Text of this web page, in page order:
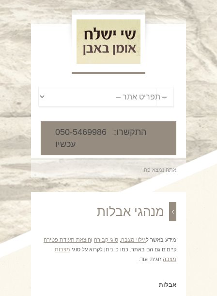
050-5469986 :התקשרו
עכשיו
אתה נמצא פה:
מנהגי אבלות
מידע באשר לגילוי מצבה סוגי קבורה והוצאת תעודת פטירה
קיימים גם הם באתר. כמו כן ניתן לקרוא על סוגי מצבות
מצבה זוגית ועוד.
אבלות